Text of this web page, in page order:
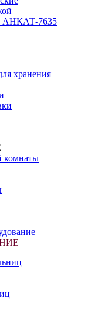
АНКАТ-7635
хранения
комнаты